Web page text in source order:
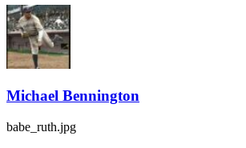
Michael Bennington
babe_ruth.jpg